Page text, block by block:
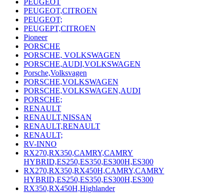
PEUGEOT,CITROEN
PEUGEOT;
PEUGEPT,CITROEN
Pioneer
PORSCHE
PORSCHE, VOLKSWAGEN
PORSCHE,AUDI,VOLKSWAGEN
Porsche,Volksvagen
PORSCHE,VOLKSWAGEN
PORSCHE,VOLKSWAGEN,AUDI
PORSCHE;
RENAULT
RENAULT,NISSAN
RENAULT,RENAULT
RENAULT;
RV-INNO
RX270,RX350,CAMRY,CAMRY
HYBRID,ES250,ES350,ES300H,ES300
RX270,RX350,RX450H,CAMRY,CAMRY
HYBRID,ES250,ES350,ES300H,ES300
RX350,RX450H,Highlander